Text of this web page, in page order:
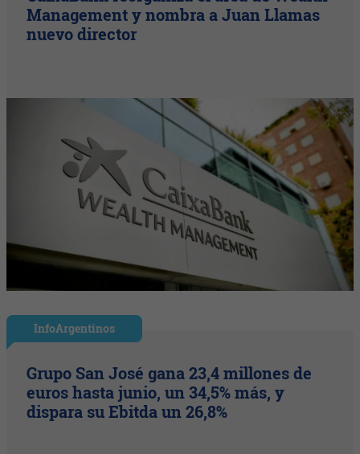
Management y nombra a Juan Llamas
nuevo director
InfoArgentinos
Grupo San José gana 23,4 millones de
euros hasta junio, un 34,5% más, y
dispara su Ebitda un 26,8%